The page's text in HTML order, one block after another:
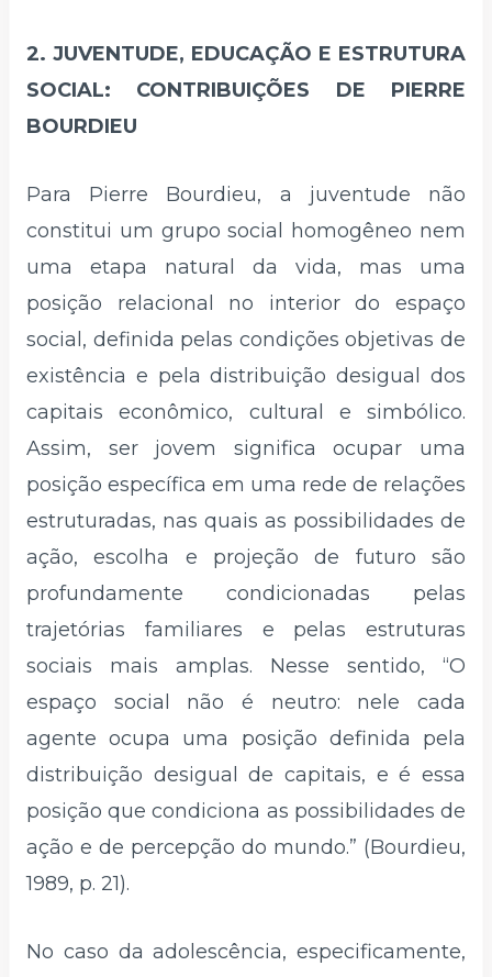
2. JUVENTUDE, EDUCAÇÃO E ESTRUTURA
SOCIAL: CONTRIBUIÇÕES DE PIERRE
BOURDIEU
Para Pierre Bourdieu, a juventude não
constitui um grupo social homogêneo nem
uma etapa natural da vida, mas uma
posição relacional no interior do espaço
social, definida pelas condições objetivas de
existência e pela distribuição desigual dos
capitais econômico, cultural e simbólico.
Assim, ser jovem significa ocupar uma
posição específica em uma rede de relações
estruturadas, nas quais as possibilidades de
ação, escolha e projeção de futuro são
profundamente condicionadas pelas
trajetórias familiares e pelas estruturas
sociais mais amplas. Nesse sentido, “O
espaço social não é neutro: nele cada
agente ocupa uma posição definida pela
distribuição desigual de capitais, e é essa
posição que condiciona as possibilidades de
ação e de percepção do mundo.” (Bourdieu,
1989, p. 21).
No caso da adolescência, especificamente,